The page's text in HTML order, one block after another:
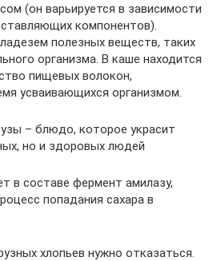
(он варьируется в зависимости
компонентов).
полезных веществ, таких
организма. В каше находится
пищевых волокон,
усваивающихся организмом.
– блюдо, которое украсит
но и здоровых людей
в составе фермент амилазу,
попадания сахара в
хлопьев нужно отказаться.